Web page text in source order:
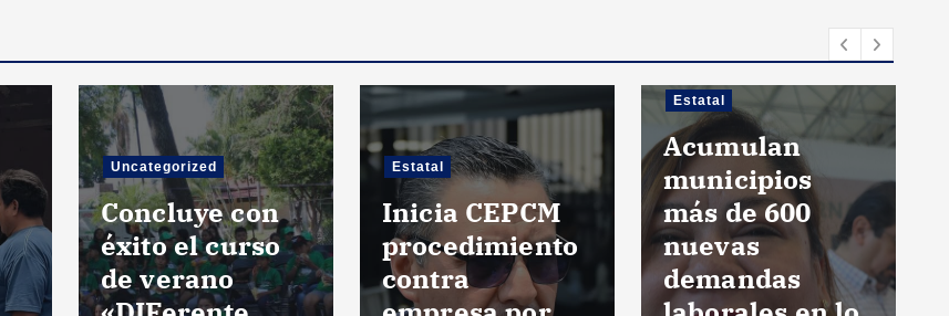
Uncategorized
Concluye con
éxito el curso
de verano
Estatal
Inicia CEPCM
procedimiento
contra
Estatal
Acumulan
municipios
más de 600
nuevas
demandas